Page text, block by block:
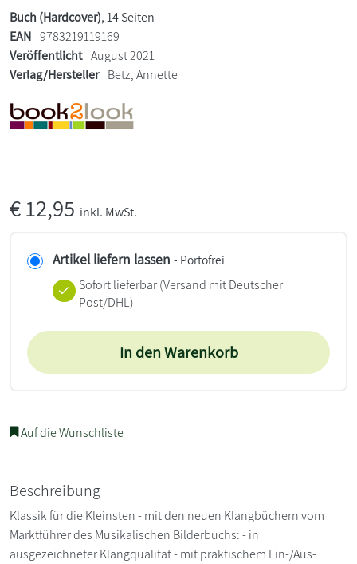
Buch (Hardcover), 14 Seiten
EAN 9783219119169
Veröffentlicht August 2021
Verlag/Hersteller Betz, Annette
€12,95 inkl. MwSt.
Artikel liefern lassen - Portofrei
Sofort lieferbar(Versand mit Deutscher
Post/DHL)
In den Warenkorb
Auf die Wunschliste
Beschreibung
Klassik für die Kleinsten - mit den neuen Klangbüchern vom
Marktführer des Musikalischen Bilderbuchs: - in
ausgezeichneter Klangqualität - mit praktischem Ein-/Aus-